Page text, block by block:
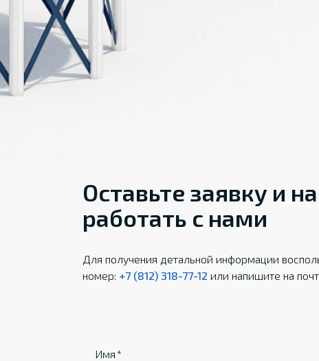
Оставьте заявку и
работать с нами
Для получения детальной информации
номер: +7 (812) 318-77-12 или напишите на
Имя